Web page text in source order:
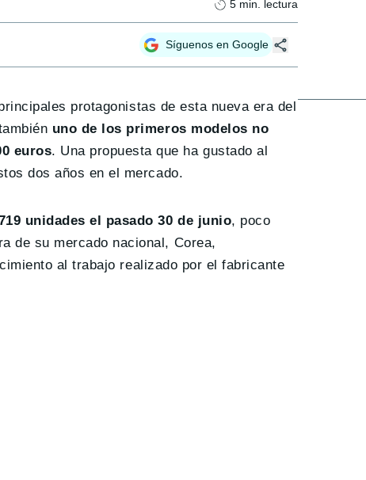
5 min. lectura
Síguenos en Google
protagonistas de esta nueva era del
uno de los primeros modelos no
euros. Una propuesta que ha gustado al
dos años en el mercado.
unidades el pasado 30 de junio, poco
de su mercado nacional, Corea,
al trabajo realizado por el fabricante